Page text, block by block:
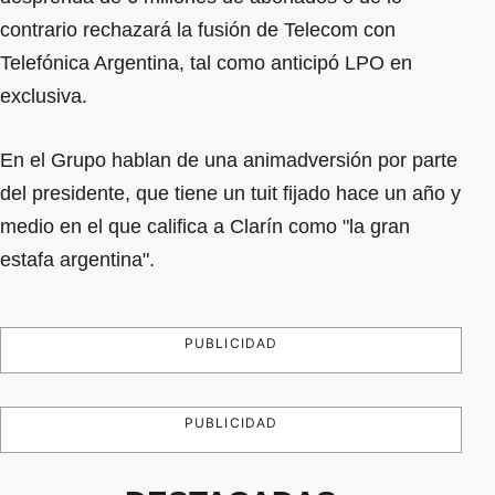
contrario rechazará la fusión de Telecom con
Telefónica Argentina, tal como anticipó LPO en
exclusiva.
En el Grupo hablan de una animadversión por parte
del presidente, que tiene un tuit fijado hace un año y
medio en el que califica a Clarín como "la gran
estafa argentina".
PUBLICIDAD
PUBLICIDAD